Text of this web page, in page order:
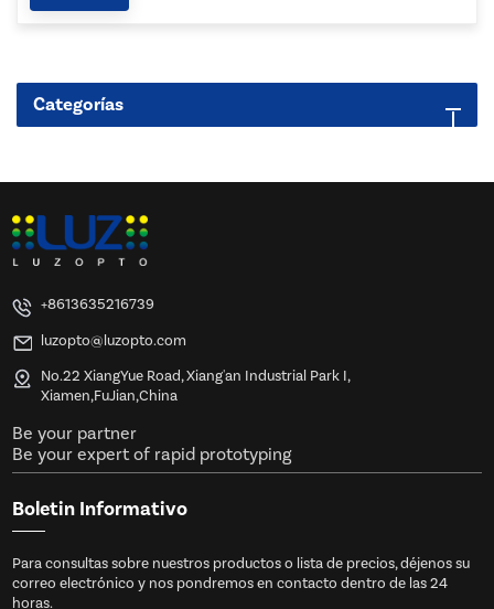
Categorías
+8613635216739
luzopto@luzopto.com
No.22 XiangYue Road, Xiang'an Industrial Park I,
Xiamen,FuJian,China
Be your partner
Be your expert of rapid prototyping
Boletin Informativo
Para consultas sobre nuestros productos o lista de precios, déjenos su
correo electrónico y nos pondremos en contacto dentro de las 24
horas.